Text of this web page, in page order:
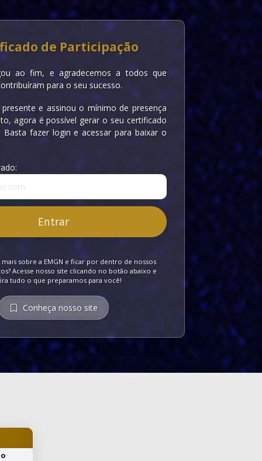
de Participação
ao fim, e agradecemos a todos que
para o seu sucesso.
e assinou o mínimo de presença
agora é possível gerar o seu certificado
Basta fazer login e acessar para baixar o
Entrar
sobre a EMGN e ficar por dentro de nossos
Acesse nosso site clicando no botão abaixo e
tudo o que preparamos para você!
Conheça nosso site